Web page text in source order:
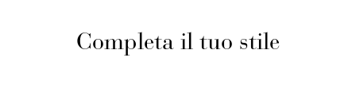
Completa il tuo stile